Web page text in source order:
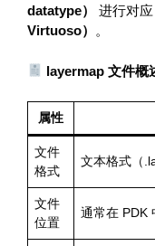
datatype）
进行对应
Virtuoso）
。
layermap 文件概
属性
文件
格式
文本格式（
文件
位置
通常在 PDK